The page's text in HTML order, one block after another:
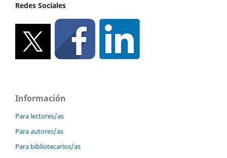
Redes Sociales
Información
Para lectores/as
Para autores/as
Para bibliotecarios/as